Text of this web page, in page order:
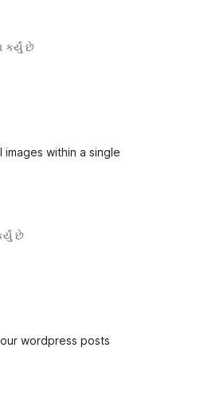
કર્યું છે
within a single
છે
wordpress posts